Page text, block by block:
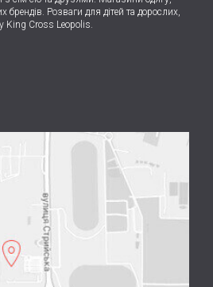
брендів. Розваги для дітей та дорослих,
King Cross Leopolis.